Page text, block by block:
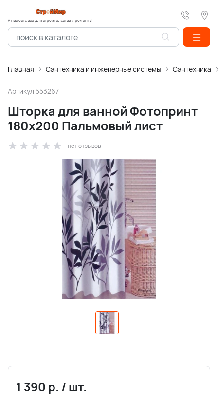
У нас есть все для строительства и ремонта!
Главная Сантехника и инженерные системы Сантехника
Артикул 553267
Шторка для ванной Фотопринт
180х200 Пальмовый лист
нет отзывов
1 390 р. / шт.